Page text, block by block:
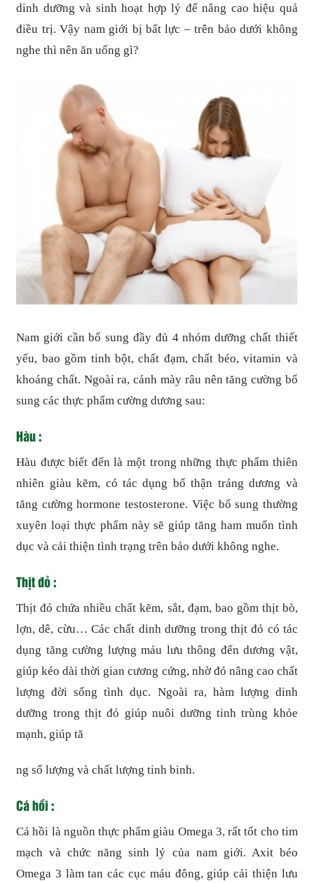
dinh dưỡng và sinh hoạt hợp lý để nâng cao hiệu quả
điều trị. Vậy nam giới bị bất lực – trên bảo dưới không
nghe thì nên ăn uống gì?
Nam giới cần bổ sung đầy đủ 4 nhóm dưỡng chất thiết
yếu, bao gồm tinh bột, chất đạm, chất béo, vitamin và
khoáng chất. Ngoài ra, cánh mày râu nên tăng cường bổ
sung các thực phẩm cường dương sau:
Hàu :
Hàu được biết đến là một trong những thực phẩm thiên
nhiên giàu kẽm, có tác dụng bổ thận tráng dương và
tăng cường hormone testosterone. Việc bổ sung thường
xuyên loại thực phẩm này sẽ giúp tăng ham muốn tình
dục và cải thiện tình trạng trên bảo dưới không nghe.
Thịt đỏ :
Thịt đỏ chứa nhiều chất kẽm, sắt, đạm, bao gồm thịt bò,
lợn, dê, cừu… Các chất dinh dưỡng trong thịt đỏ có tác
dụng tăng cường lượng máu lưu thông đến dương vật,
giúp kéo dài thời gian cương cứng, nhờ đó nâng cao chất
lượng đời sống tình dục. Ngoài ra, hàm lượng dinh
dưỡng trong thịt đỏ giúp nuôi dưỡng tinh trùng khỏe
mạnh, giúp tă
ng số lượng và chất lượng tinh binh.
Cá hồi :
Cá hồi là nguồn thực phẩm giàu Omega 3, rất tốt cho tim
mạch và chức năng sinh lý của nam giới. Axit béo
Omega 3 làm tan các cục máu đông, giúp cải thiện lưu